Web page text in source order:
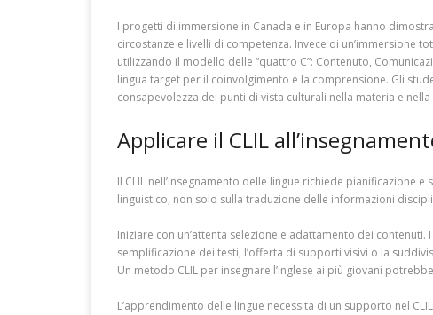
I progetti di immersione in Canada e in Europa hanno
circostanze e livelli di competenza. Invece di un’immersione
utilizzando il modello delle “quattro C”: Contenuto,
lingua target per il coinvolgimento e la comprensione. Gli
consapevolezza dei punti di vista culturali nella materia e
Applicare il CLIL
Il CLIL nell’insegnamento delle lingue richiede pianificazione
linguistico, non solo sulla traduzione delle informazioni
Iniziare con un’attenta selezione e adattamento dei
semplificazione dei testi, l’offerta di supporti visivi o la
Un metodo CLIL per insegnare l’inglese ai più giovani
L’apprendimento delle lingue necessita di un supporto nel